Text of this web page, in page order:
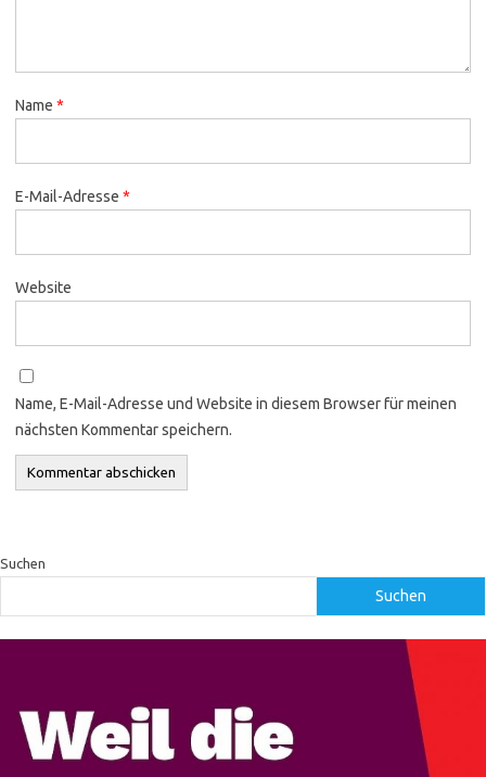
Name *
E-Mail-Adresse *
Website
Name, E-Mail-Adresse und Website in diesem Browser für meinen
nächsten Kommentar speichern.
Suchen
Suchen